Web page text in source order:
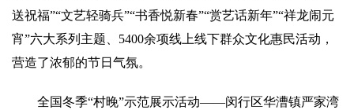
送祝福”“文艺轻骑兵”“书香悦新春”“赏艺话新年”“祥龙闹元
宵”六大系列主题、5400余项线上线下群众文化惠民活动，
营造了浓郁的节日气氛。
全国冬季“村晚”示范展示活动——闵行区华漕镇严家湾